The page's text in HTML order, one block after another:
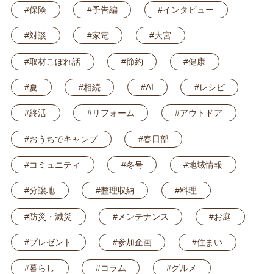
#保険 #予告編 #インタビュー
#対談 #家電 #大宮
#取材こぼれ話 #節約 #健康
#夏 #相続 #AI #レシピ
#終活 #リフォーム #アウトドア
#おうちでキャンプ #春日部
#コミュニティ #冬号 #地域情報
#分譲地 #整理収納 #料理
#防災・減災 #メンテナンス #お庭
#プレゼント #参加企画 #住まい
#暮らし #コラム #グルメ